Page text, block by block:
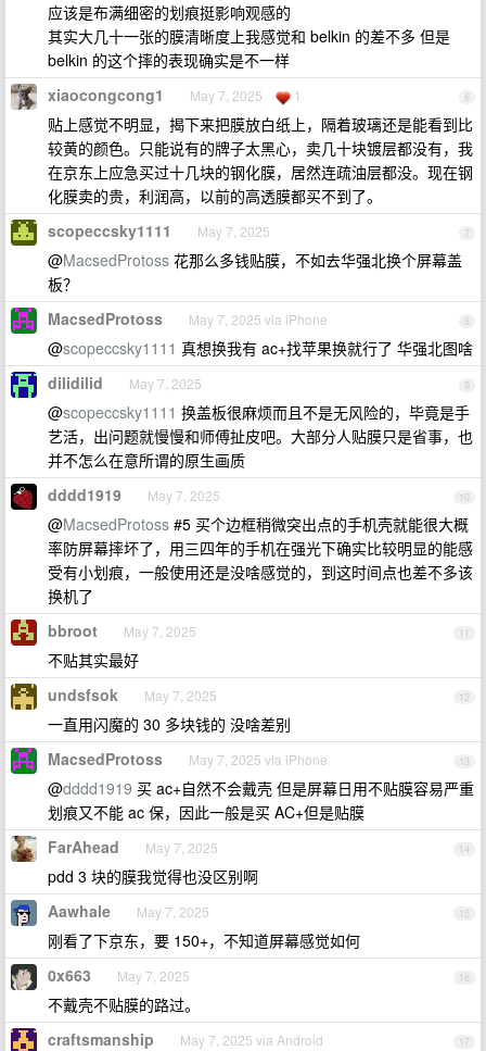
应该是布满细密的划痕挺影响观感的
其实大几十一张的膜清晰度上我感觉和 belkin 的差不多 但是
belkin 的这个摔的表现确实是不一样
6
xiaocongcong1 May 7, 2025 1
贴上感觉不明显，揭下来把膜放白纸上，隔着玻璃还是能看到比
较黄的颜色。只能说有的牌子太黑心，卖几十块镀层都没有，我
在京东上应急买过十几块的钢化膜，居然连疏油层都没。现在钢
化膜卖的贵，利润高，以前的高透膜都买不到了。
7
scopeccsky1111 May 7, 2025
@MacsedProtoss 花那么多钱贴膜，不如去华强北换个屏幕盖
板？
8
MacsedProtoss May 7, 2025 via iPhone
@scopeccsky1111 真想换我有 ac+找苹果换就行了 华强北图啥
9
dilidilid May 7, 2025
@scopeccsky1111 换盖板很麻烦而且不是无风险的，毕竟是手
艺活，出问题就慢慢和师傅扯皮吧。大部分人贴膜只是省事，也
并不怎么在意所谓的原生画质
10
dddd1919 May 7, 2025
@MacsedProtoss #5 买个边框稍微突出点的手机壳就能很大概
率防屏幕摔坏了，用三四年的手机在强光下确实比较明显的能感
受有小划痕，一般使用还是没啥感觉的，到这时间点也差不多该
换机了
11
bbroot May 7, 2025
不贴其实最好
12
undsfsok May 7, 2025
一直用闪魔的 30 多块钱的 没啥差别
13
MacsedProtoss May 7, 2025 via iPhone
@dddd1919 买 ac+自然不会戴壳 但是屏幕日用不贴膜容易严重
划痕又不能 ac 保，因此一般是买 AC+但是贴膜
14
FarAhead May 7, 2025
pdd 3 块的膜我觉得也没区别啊
15
Aawhale May 7, 2025
刚看了下京东，要 150+，不知道屏幕感觉如何
16
0x663 May 7, 2025
不戴壳不贴膜的路过。
17
craftsmanship May 7, 2025 via Android